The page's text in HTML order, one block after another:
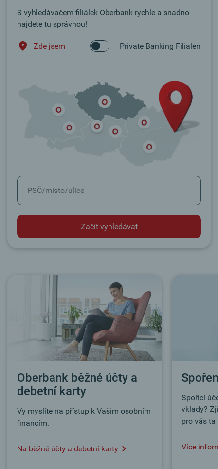
S vyhledávačem filiálek Oberbank rychle a snadno
najdete tu správnou!
Zde jsem Private Banking Filialen
Začít vyhledávat
Oberbank běžné účty a
debetní karty
Vy myslíte na přístup k Vašim osobním
financím.
Na běžné účty a debetní karty
Spořicí
vklady?
pro vás ta
Více